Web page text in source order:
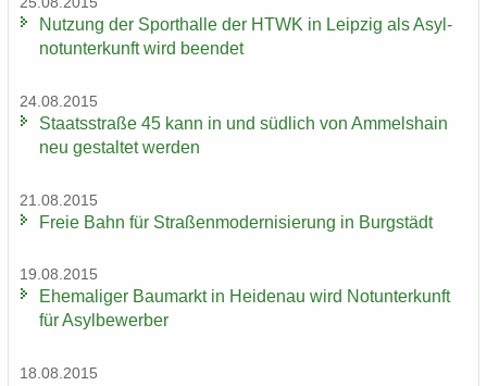
Nut­zung der Sport­hal­le der HTWK in Leip­zig als Asyl­
not­un­ter­kunft wird be­en­det
24.08.2015
Staats­stra­ße 45 kann in und süd­lich von Am­mels­hain
neu ge­stal­tet wer­den
21.08.2015
Freie Bahn für Stra­ßen­mo­der­ni­sie­rung in Burg­städt
19.08.2015
Ehe­ma­li­ger Bau­markt in Hei­den­au wird Not­un­ter­kunft
für Asyl­be­wer­ber
18.08.2015